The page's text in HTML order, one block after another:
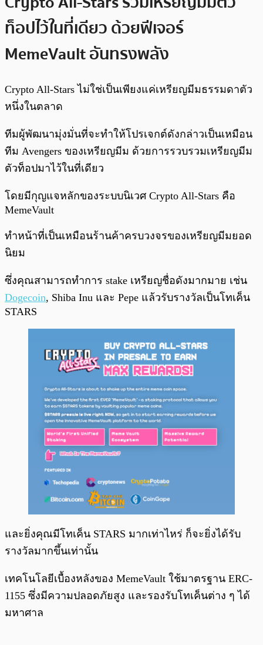
ท็อปไว้ในที่เดียว ด้วยฟีเจอร์
MemeVault อันทรงพลัง
Crypto All-Stars ไม่ใช่เป็นเพียงแค่เหรียญมีมธรรมดาตัว
หนึ่งในตลาด
ทีมผู้พัฒนามุ่งมั่นที่จะทำให้โปรเจกต์ดังกล่าวเป็นเหมือน
ทีม Avengers ของเหรียญมีม ด้วยการรวบรวมเหรียญมีม
ตัวท็อปมาไว้ในที่เดียว
โดยมีกุญแจหลักของระบบนิเวศ Crypto All-Stars คือ
MemeVault
ทำหน้าที่เป็นเหมือนร้านค้าครบวงจรของเหรียญมีมยอด
นิยม
ซึ่งคุณสามารถทำการ stake เหรียญชื่อดังมากมาย เช่น
Dogecoin, Shiba Inu และ Pepe แล้วรับรางวัลเป็นโทเค็น
STARS
และยิ่งคุณมีโทเค็น STARS มากเท่าไหร่ ก็จะยิ่งได้รับ
รางวัลมากขึ้นเท่านั้น
เทคโนโลยีเบื้องหลังของ MemeVault ใช้มาตรฐาน ERC-
1155 ซึ่งมีความปลอดภัยสูง และรองรับโทเค็นต่าง ๆ ได้
มหาศาล